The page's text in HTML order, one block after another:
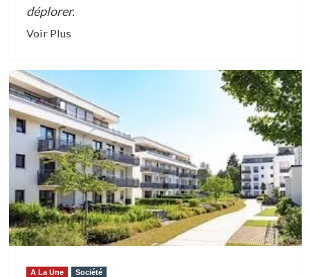
déplorer.
Voir PlusEn
FAIT
DIVERS/INCENDIE
A
LA
RIVIERA-
PALMERAIE
:
LA
DEMEURE
CHEF
A La Une Société